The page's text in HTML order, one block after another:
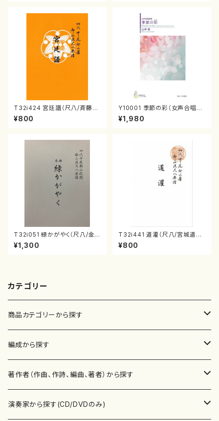
T32i424 宮廷譜（尺八/斉藤松
声/楽譜）都山流公刊楽譜曲番:2
129
¥800
Y10001 季節の彩（女声合唱、
ピアノ/山岸徹/楽譜）
¥1,980
T32i051 緑かがやく（尺八/金
森高山/楽譜）都山流公刊楽譜曲
番：50
¥1,300
T32i441 道灌（尺八/宮城道雄/
楽譜）都山流公刊楽譜曲番:214
8
¥800
カテゴリー
商品カテゴリーから探す
楽譜
書籍
書籍
CD・DVD
編成から探す
邦楽器
箏・琴（ソロ）
合唱
著作者（作曲、作詩、編曲、著者）から探す
あ行
演奏家から探す(CD/DVDのみ)